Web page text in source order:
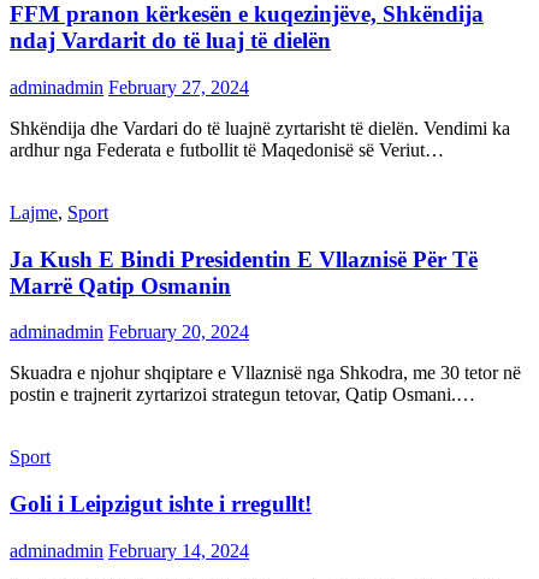
FFM pranon kërkesën e kuqezinjëve, Shkëndija
ndaj Vardarit do të luaj të dielën
adminadmin February 27, 2024
Shkëndija dhe Vardari do të luajnë zyrtarisht të dielën. Vendimi ka
ardhur nga Federata e futbollit të Maqedonisë së Veriut…
Lajme, Sport
Ja Kush E Bindi Presidentin E Vllaznisë Për Të
Marrë Qatip Osmanin
adminadmin February 20, 2024
Skuadra e njohur shqiptare e Vllaznisë nga Shkodra, me 30 tetor në
postin e trajnerit zyrtarizoi strategun tetovar, Qatip Osmani.…
Sport
Goli i Leipzigut ishte i rregullt!
adminadmin February 14, 2024